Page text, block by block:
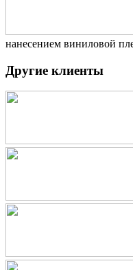
нанесением виниловой
Другие клиенты